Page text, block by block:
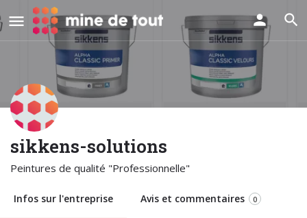
sikkens-solutions
Peintures de qualité "Professionnelle"
Infos sur l'entreprise Avis et commentaires 0